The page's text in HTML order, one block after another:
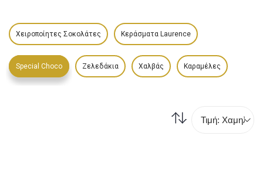
Χειροποίητες Σοκολάτες Κεράσματα Laurence
Special Choco Ζελεδάκια Χαλβάς Καραμέλες